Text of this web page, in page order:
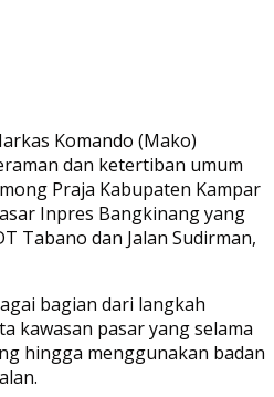
Komando (Mako)
dan ketertiban umum
Praja Kabupaten Kampar
Inpres Bangkinang yang
Tabano dan Jalan Sudirman,
bagian dari langkah
kawasan pasar yang selama
hingga menggunakan badan